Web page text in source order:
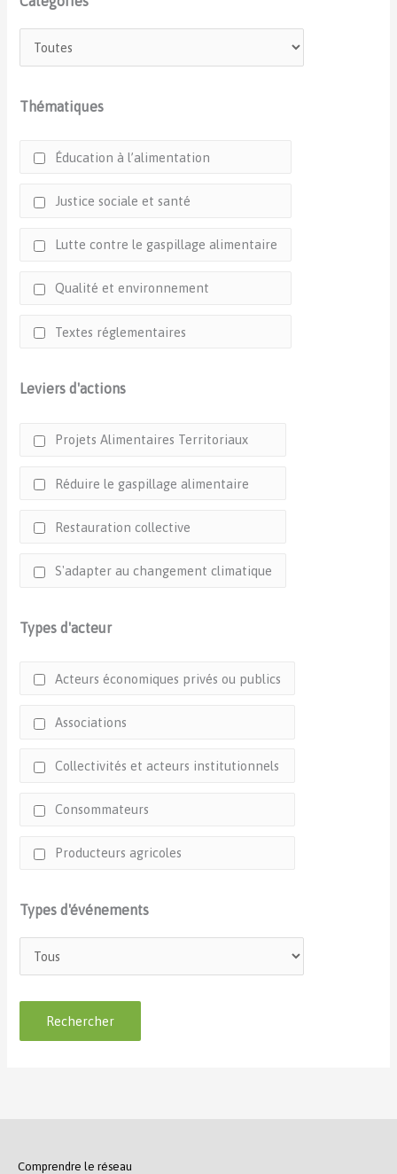
Thématiques
Éducation à l’alimentation
Justice sociale et santé
Lutte contre le gaspillage alimentaire
Qualité et environnement
Textes réglementaires
Leviers d'actions
Projets Alimentaires Territoriaux
Réduire le gaspillage alimentaire
Restauration collective
S'adapter au changement climatique
Types d'acteur
Acteurs économiques privés ou publics
Associations
Collectivités et acteurs institutionnels
Consommateurs
Producteurs agricoles
Types d'événements
Comprendre le réseau